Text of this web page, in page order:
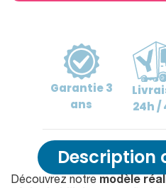
Garantie3
ans
24h /
Description
Découvrez notre modèle